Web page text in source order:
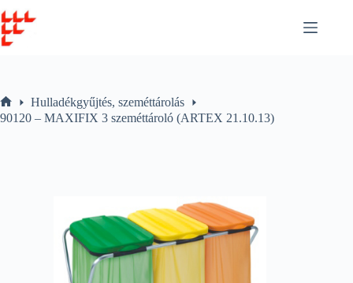
to
content
Home
Hulladékgyűjtés, szeméttárolás
90120 – MAXIFIX 3 szeméttároló (ARTEX 21.10.13)